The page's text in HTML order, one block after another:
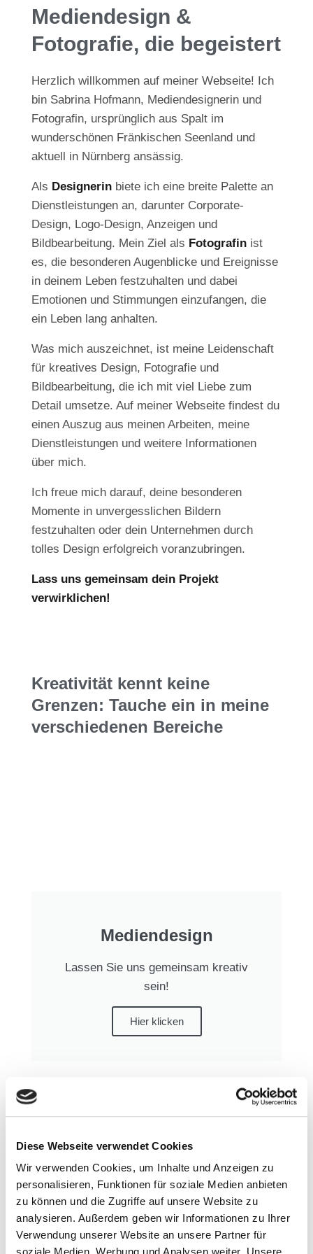
Diese Webseite verwendet Cookies
Wir verwenden Cookies, um Inhalte und Anzeigen zu
personalisieren, Funktionen für soziale Medien anbieten
zu können und die Zugriffe auf unsere Website zu
analysieren. Außerdem geben wir Informationen zu Ihrer
Verwendung unserer Website an unsere Partner für
Mediendesign &
Fotografie, die begeistert
Herzlich willkommen auf meiner Webseite! Ich
bin Sabrina Hofmann, Mediendesignerin und
Fotografin, ursprünglich aus Spalt im
wunderschönen Fränkischen Seenland und
aktuell in Nürnberg ansässig.
Als Designerin biete ich eine breite Palette an
Dienstleistungen an, darunter Corporate-
Design, Logo-Design, Anzeigen und
Bildbearbeitung. Mein Ziel als Fotografin ist
es, die besonderen Augenblicke und Ereignisse
in deinem Leben festzuhalten und dabei
Emotionen und Stimmungen einzufangen, die
ein Leben lang anhalten.
Was mich auszeichnet, ist meine Leidenschaft
für kreatives Design, Fotografie und
Bildbearbeitung, die ich mit viel Liebe zum
Detail umsetze. Auf meiner Webseite findest du
einen Auszug aus meinen Arbeiten, meine
Dienstleistungen und weitere Informationen
über mich.
Ich freue mich darauf, deine besonderen
Momente in unvergesslichen Bildern
festzuhalten oder dein Unternehmen durch
tolles Design erfolgreich voranzubringen.
Lass uns gemeinsam dein Projekt
verwirklichen!
Kreativität kennt keine
Grenzen: Tauche ein in meine
verschiedenen Bereiche
Mediendesign
Lassen Sie uns gemeinsam kreativ
sein!​
Hier klicken